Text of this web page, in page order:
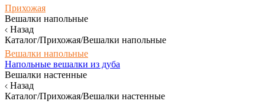
Прихожая
Вешалки напольные
Назад
Каталог/Прихожая/Вешалки напольные
Вешалки напольные
Напольные вешалки из дуба
Вешалки настенные
Назад
Каталог/Прихожая/Вешалки настенные